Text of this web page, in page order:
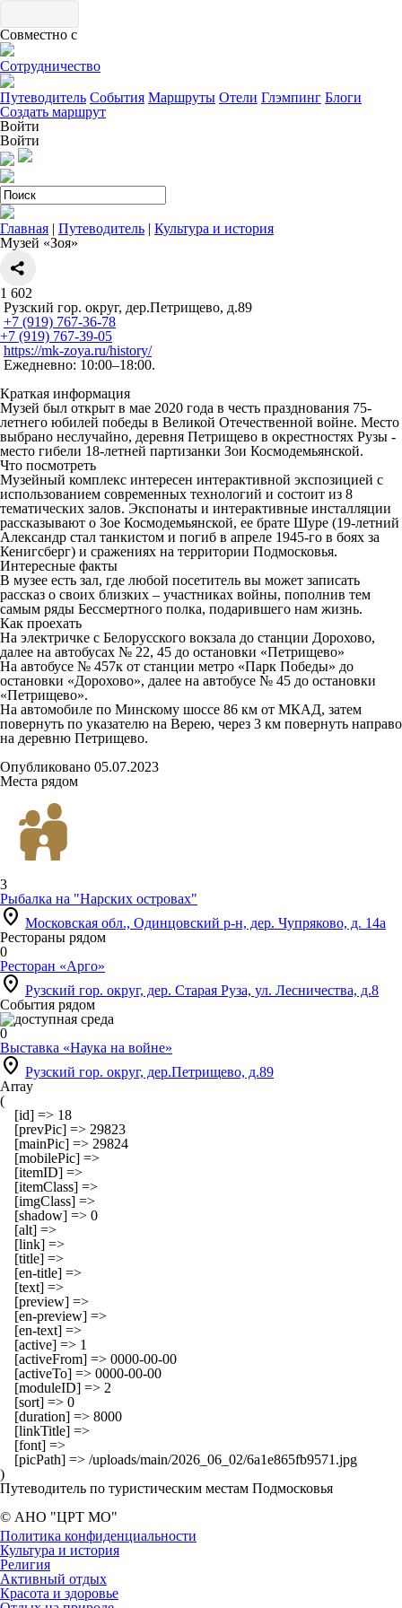
Совместно с
Сотрудничество
Путеводитель События Маршруты Отели Глэмпинг Блоги
Создать маршрут
Войти
Войти
Главная | Путеводитель | Культура и история
Музей «Зоя»
1 602
Рузский гор. округ, дер.Петрищево, д.89
+7 (919) 767-36-78
+7 (919) 767-39-05
https://mk-zoya.ru/history/
Ежедневно: 10:00–18:00.
Краткая информация
Музей был открыт в мае 2020 года в честь празднования 75-
летнего юбилей победы в Великой Отечественной войне. Место
выбрано неслучайно, деревня Петрищево в окрестностях Рузы -
место гибели 18-летней партизанки Зои Космодемьянской.
Что посмотреть
Музейный комплекс интересен интерактивной экспозицией с
использованием современных технологий и состоит из 8
тематических залов. Экспонаты и интерактивные инсталляции
рассказывают о Зое Космодемьянской, ее брате Шуре (19-летний
Александр стал танкистом и погиб в апреле 1945-го в боях за
Кенигсберг) и сражениях на территории Подмосковья.
Интересные факты
В музее есть зал, где любой посетитель вы может записать
рассказ о своих близких – участниках войны, пополнив тем
самым ряды Бессмертного полка, подарившего нам жизнь.
Как проехать
На электричке с Белорусского вокзала до станции Дорохово,
далее на автобусах № 22, 45 до остановки «Петрищево»
На автобусе № 457к от станции метро «Парк Победы» до
остановки «Дорохово», далее на автобусе № 45 до остановки
«Петрищево».
На автомобиле по Минскому шоссе 86 км от МКАД, затем
повернуть по указателю на Верею, через 3 км повернуть направо
на деревню Петрищево.
Опубликовано 05.07.2023
Места рядом
3
Рыбалка на "Нарских островах"
location_on Московская обл., Одинцовский р-н, дер. Чупряково, д. 14а
Рестораны рядом
0
Ресторан «Арго»
location_on Рузский гор. округ, дер. Старая Руза, ул. Лесничества, д.8
События рядом
0
Выставка «Наука на войне»
location_on Рузский гор. округ, дер.Петрищево, д.89
Array
(
    [id] => 18
    [prevPic] => 29823
    [mainPic] => 29824
    [mobilePic] =>
    [itemID] =>
    [itemClass] =>
    [imgClass] =>
    [shadow] => 0
    [alt] =>
    [link] =>
    [title] =>
    [en-title] =>
    [text] =>
    [preview] =>
    [en-preview] =>
    [en-text] =>
    [active] => 1
    [activeFrom] => 0000-00-00
    [activeTo] => 0000-00-00
    [moduleID] => 2
    [sort] => 0
    [duration] => 8000
    [linkTitle] =>
    [font] =>
    [picPath] => /uploads/main/2026_06_02/6a1e865fb9571.jpg
Путеводитель по туристическим местам Подмосковья
© АНО "ЦРТ МО"
Политика конфиденциальности
Культура и история
Религия
Активный отдых
Красота и здоровье